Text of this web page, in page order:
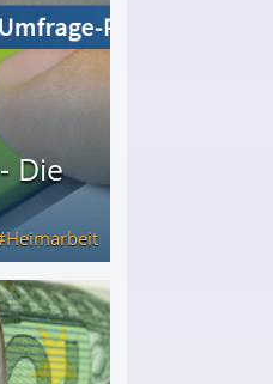
Die
Heimarbeit